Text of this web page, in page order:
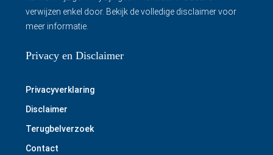
verwijzen enkel door. Bekijk de volledige disclaimervoor
meer informatie.
Privacy en Disclaimer
Privacyverklaring
Disclaimer
Terugbelverzoek
Contact